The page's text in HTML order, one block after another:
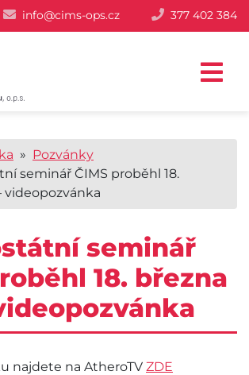
info@cims-ops.cz 377 402 384
» Pozvánky
seminář ČIMS proběhl 18.
videopozvánka
seminář
18. března
najdete na AtheroTV ZDE